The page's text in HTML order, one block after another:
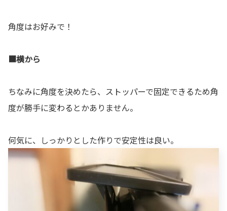
角度はお好みで！
■横から
ちなみに角度を決めたら、ストッパーで固定できるため角
度が勝手に変わるとかありません。
何気に、しっかりとした作りで安定性は良い。